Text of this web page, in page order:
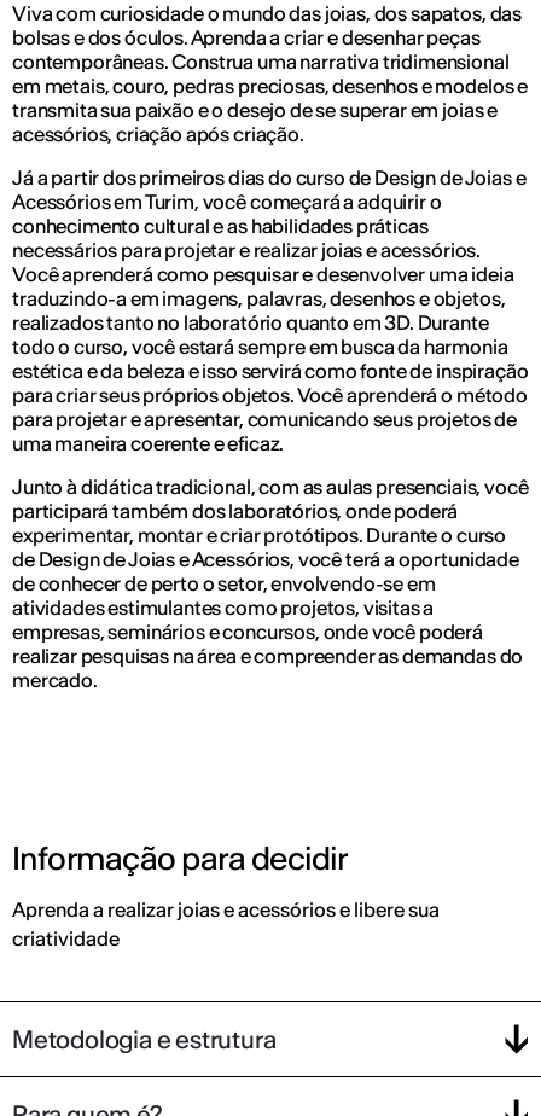
Viva com curiosidade o mundo das joias, dos sapatos, das
bolsas e dos óculos. Aprenda a criar e desenhar peças
contemporâneas. Construa uma narrativa tridimensional
em metais, couro, pedras preciosas, desenhos e modelos e
transmita sua paixão e o desejo de se superar em joias e
acessórios, criação após criação.
Já a partir dos primeiros dias do curso de Design de Joias e
Acessórios em Turim, você começará a adquirir o
conhecimento cultural e as habilidades práticas
necessários para projetar e realizar joias e acessórios.
Você aprenderá como pesquisar e desenvolver uma ideia
traduzindo-a em imagens, palavras, desenhos e objetos,
realizados tanto no laboratório quanto em 3D. Durante
todo o curso, você estará sempre em busca da harmonia
estética e da beleza e isso servirá como fonte de inspiração
para criar seus próprios objetos. Você aprenderá o método
para projetar e apresentar, comunicando seus projetos de
uma maneira coerente e eficaz.
Junto à didática tradicional, com as aulas presenciais, você
participará também dos laboratórios, onde poderá
experimentar, montar e criar protótipos. Durante o curso
de Design de Joias e Acessórios, você terá a oportunidade
de conhecer de perto o setor, envolvendo-se em
atividades estimulantes como projetos, visitas a
empresas, seminários e concursos, onde você poderá
realizar pesquisas na área e compreender as demandas do
mercado.
Informação para decidir
Aprenda a realizar joias e acessórios e libere sua
criatividade
Metodologia e estrutura